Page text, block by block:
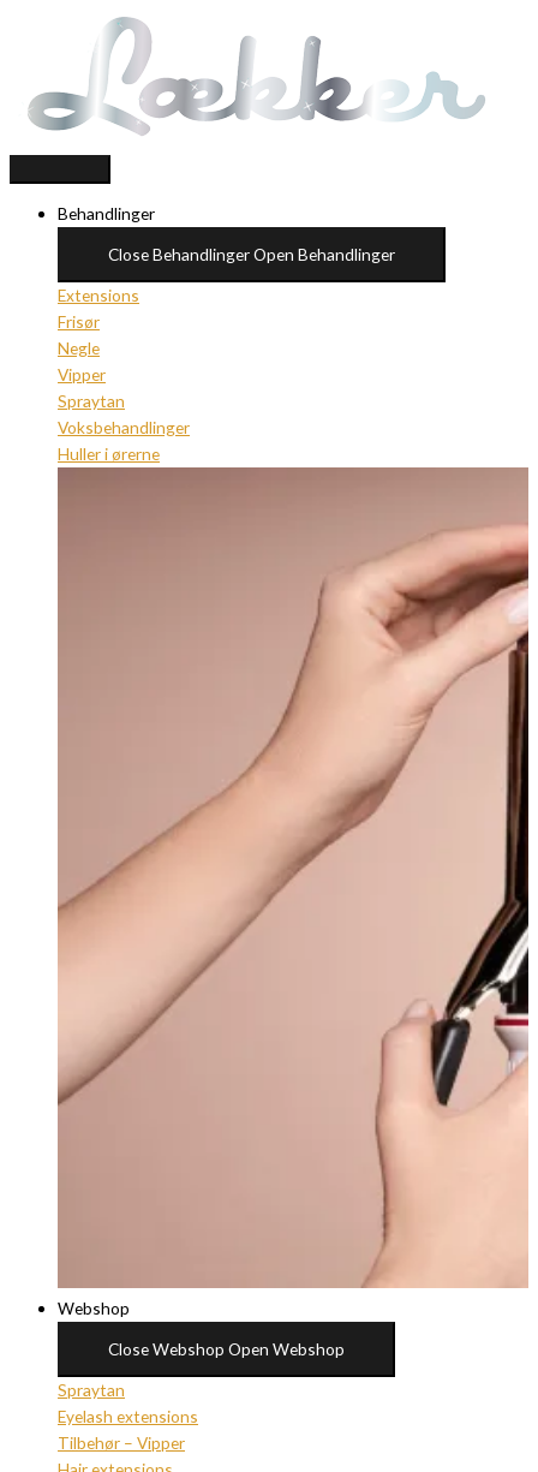
Behandlinger
Close BehandlingerOpen Behandlinger
Extensions
Frisør
Negle
Vipper
Spraytan
Voksbehandlinger
Huller i ørerne
Webshop
Close Webshop Open Webshop
Spraytan
Eyelash extensions
Tilbehør – Vipper